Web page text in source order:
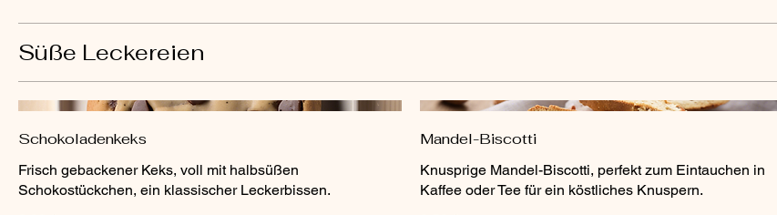
Süße Leckereien
Schokoladenkeks
Frisch gebackener Keks, voll mit halbsüßen
Schokostückchen, ein klassischer Leckerbissen.
Mandel-Biscotti
Knusprige Mandel-Biscotti, perfekt zum Eintauchen in
Kaffee oder Tee für ein köstliches Knuspern.